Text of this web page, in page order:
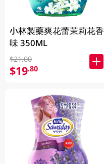
小林製藥爽花蕾茉莉花香
味 350ML
$21.00
$19.80